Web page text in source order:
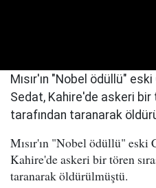
Mısır'ın "Nobel ödüllü"
Sedat, Kahire'de askeri bir
tarafından taranarak
Mısır'ın "Nobel ödüllü" eski
Kahire'de askeri bir tören
taranarak öldürülmüştü.